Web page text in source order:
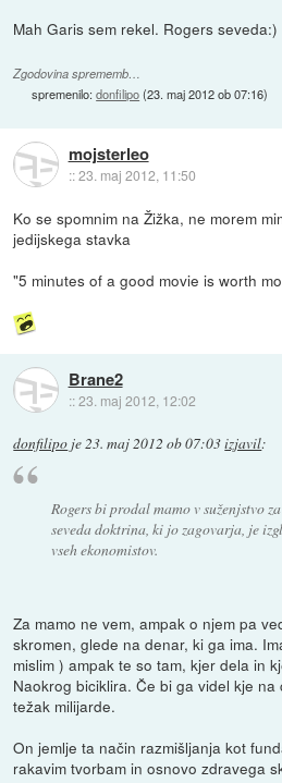
Mah Garis sem rekel. Rogers seveda:)
Zgodovina sprememb…
spremenilo:donfilipo(23. maj 2012 ob 07:16)
mojsterleo
::23. maj 2012, 11:50
Ko se spomnim na Žižka, ne morem
jedijskega stavka
"5 minutes of a good movie is worth
Brane2
::23. maj 2012, 12:02
donfilipo je23. maj 2012 ob 07:03izjavil:
Rogers bi prodal mamo v suženjstvo
seveda doktrina, ki jo zagovarja, je
vseh ekonomistov.
Za mamo ne vem, ampak o njem pa
skromen, glede na denar, ki ga ima.
mislim ) ampak te so tam, kjer dela in
Naokrog biciklira. Če bi ga videl kje
težak milijarde.
On jemlje ta način razmišljanja kot
rakavim tvorbam in osnovo zdravega